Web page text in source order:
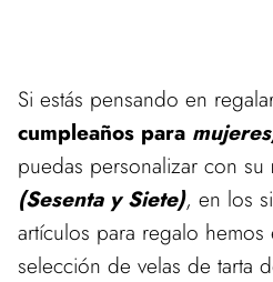
Si estás pensando en
cumpleaños para
puedas personalizar con su
(Sesenta y Siete), en los
artículos para regalo
selección de velas de tarta